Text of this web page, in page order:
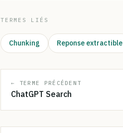
TERMES LIÉS
Chunking Reponse extractible
← TERME PRÉCÉDENT
ChatGPT Search